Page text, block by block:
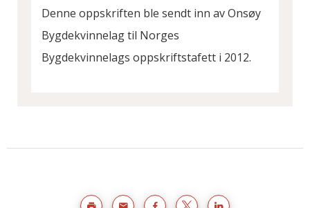
Denne oppskriften ble sendt inn av Onsøy
Bygdekvinnelag til Norges
Bygdekvinnelags oppskriftstafett i 2012.